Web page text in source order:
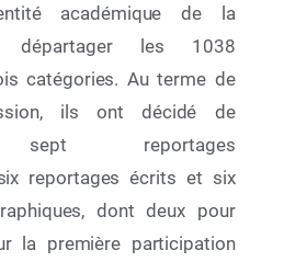
littoral exemplaire
entité académique de la
départager les 1038
catégories. Au terme de
ils ont décidé de
sept reportages
reportages écrits et six
dont deux pour
la première participation